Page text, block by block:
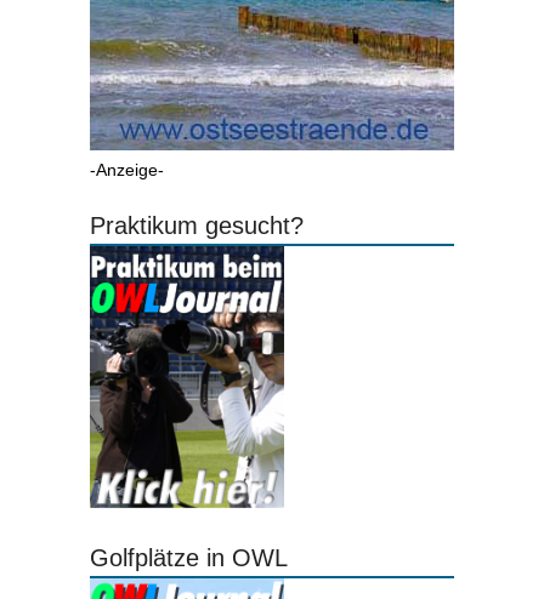
-Anzeige-
Praktikum gesucht?
Golfplätze in OWL